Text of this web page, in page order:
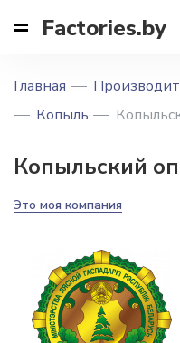
Factories.by
Главная
Копыль
Копыльский
Это моя компания